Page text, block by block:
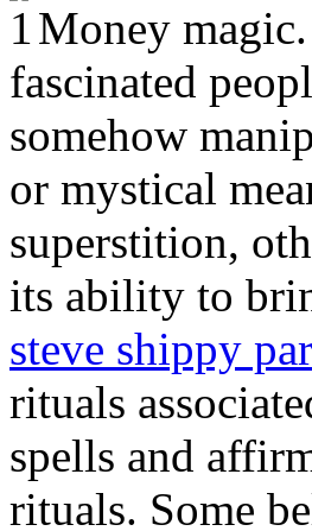
Money
fascinated
somehow
or mystical
superstition,
its ability to
steve shippy
rituals
spells and
rituals. Some